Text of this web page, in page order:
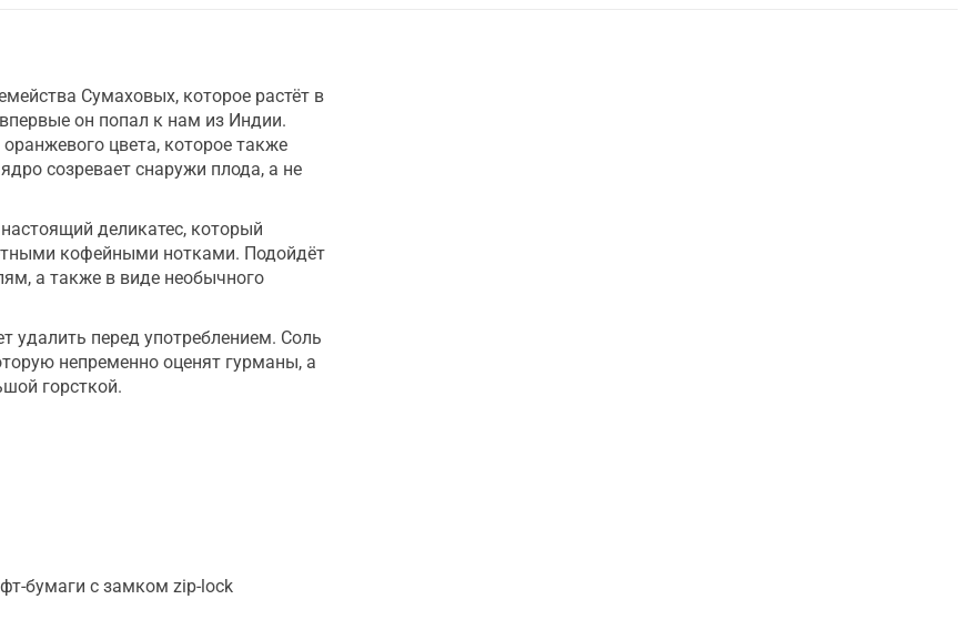
Сумаховых, которое растёт в
он попал к нам из Индии.
цвета, которое также
созревает снаружи плода, а не
деликатес, который
кофейными нотками. Подойдёт
а также в виде необычного
удалить перед употреблением. Соль
непременно оценят гурманы, а
горсткой.
бумаги с замком zip-lock